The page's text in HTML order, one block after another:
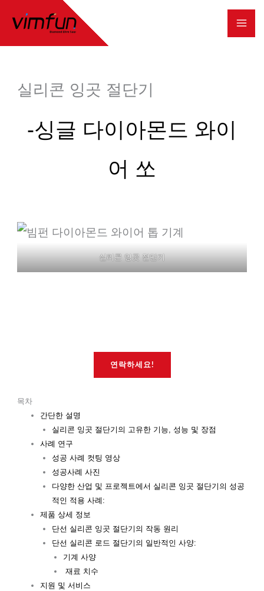
실리콘 잉곳 절단기
-싱글 다이아몬드 와이
어 쏘
실리콘 잉곳 절단기
연락하세요!
목차
간단한 설명
실리콘 잉곳 절단기의 고유한 기능, 성능 및 장점
사례 연구
성공 사례 컷팅 영상
성공사례 사진
다양한 산업 및 프로젝트에서 실리콘 잉곳 절단기의 성공
적인 적용 사례:
제품 상세 정보
단선 실리콘 잉곳 절단기의 작동 원리
단선 실리콘 로드 절단기의 일반적인 사양:
기계 사양
재료 치수
지원 및 서비스